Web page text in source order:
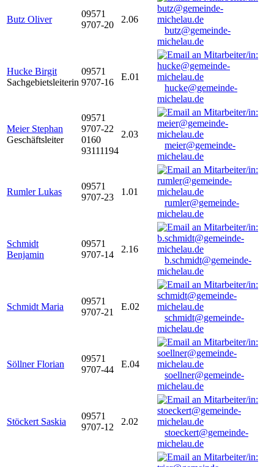
Butz Oliver
09571
9707-20
2.06
butz@gemeinde-
michelau.de
Hucke Birgit
Sachgebietsleiterin
09571
9707-16
E.01
hucke@gemeinde-
michelau.de
Meier Stephan
Geschäftsleiter
09571
9707-22
0160
93111194
2.03
meier@gemeinde-
michelau.de
Rumler Lukas
09571
9707-23
1.01
rumler@gemeinde-
michelau.de
Schmidt
Benjamin
09571
9707-14
2.16
b.schmidt@gemeinde-
michelau.de
Schmidt Maria
09571
9707-21
E.02
schmidt@gemeinde-
michelau.de
Söllner Florian
09571
9707-44
E.04
soellner@gemeinde-
michelau.de
Stöckert Saskia
09571
9707-12
2.02
stoeckert@gemeinde-
michelau.de